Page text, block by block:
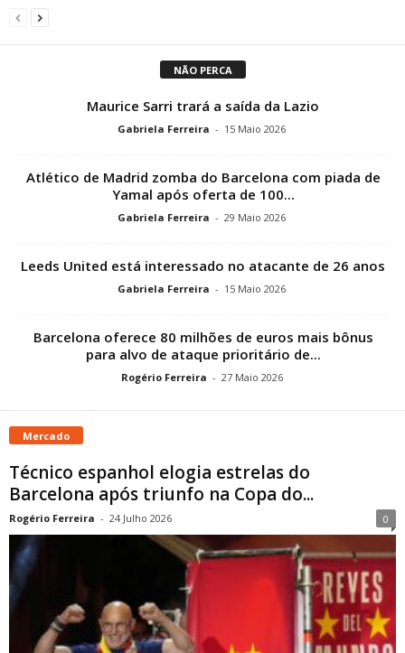
NÃO PERCA
Maurice Sarri trará a saída da Lazio
Gabriela Ferreira - 15 Maio 2026
Atlético de Madrid zomba do Barcelona com piada de
Yamal após oferta de 100...
Gabriela Ferreira - 29 Maio 2026
Leeds United está interessado no atacante de 26 anos
Gabriela Ferreira - 15 Maio 2026
Barcelona oferece 80 milhões de euros mais bônus
para alvo de ataque prioritário de...
Rogério Ferreira - 27 Maio 2026
Mercado
Técnico espanhol elogia estrelas do
Barcelona após triunfo na Copa do...
Rogério Ferreira - 24 Julho 2026 0